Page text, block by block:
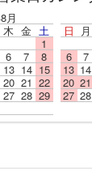
月
木 金 土
1
6 7
8
13 14 15
20 21 22
27 28 29
日
月
6
7
13 14
20 21
27 28